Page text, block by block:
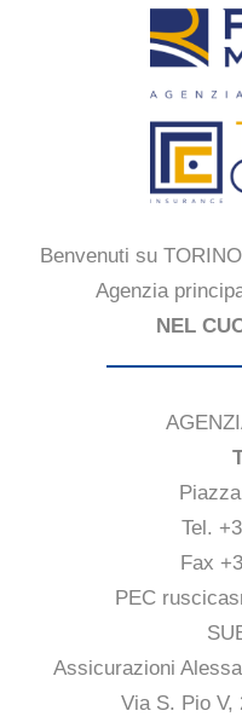
Benvenuti su
Agenzia
NEL
Tel.
Fax
PEC
Assicurazioni
Via S. Pio V,